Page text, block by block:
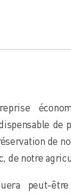
de
de
de notre
peut-